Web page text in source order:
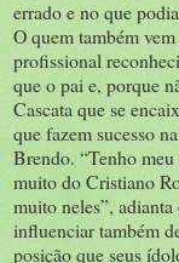
errado e no que
O quem também
profissional
que o pai e, porque
Cascata que se
que fazem sucesso
Brendo. “Tenho
muito do Cristiano
muito neles”,
influenciar também
posição que seus